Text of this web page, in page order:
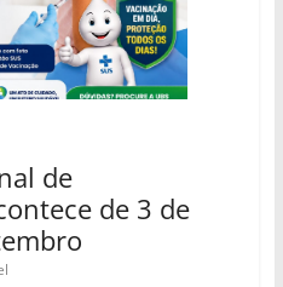
de
de 3 de